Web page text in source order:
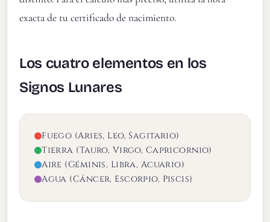
exacta de tu certificado de nacimiento.
Los cuatro elementos en los
Signos Lunares
Fuego (Aries, Leo, Sagitario)
Tierra (Tauro, Virgo, Capricornio)
Aire (Géminis, Libra, Acuario)
Agua (Cáncer, Escorpio, Piscis)